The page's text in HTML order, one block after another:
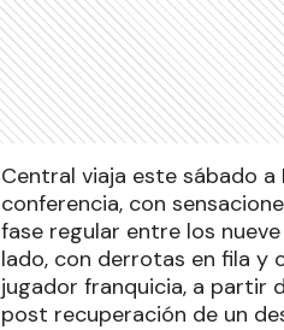
Central viaja este sábado
conferencia, con
fase regular entre los
lado, con derrotas en fila y
jugador franquicia, a partir
post recuperación de un